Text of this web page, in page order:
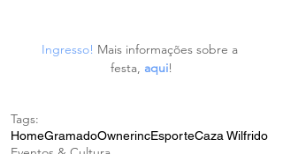
Ingresso! Mais informações sobre a
festa, aqui!
Tags:
HomeGramadoOwnerincEsporteCaza Wilfrido